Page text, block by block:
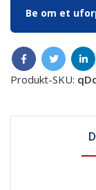
Be om et
Produkt-SKU: